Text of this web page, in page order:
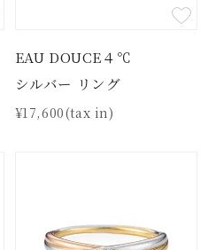
EAU DOUCE４℃
シルバー リング
¥17,600(tax in)